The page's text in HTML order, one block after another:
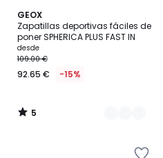
GEOX
Zapatillas deportivas fáciles de
poner SPHERICA PLUS FAST IN
desde
109.00 €
92.65 € -15%
5
/
5
2
Colores
5
/